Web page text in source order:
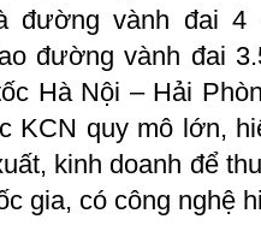
đường vành đai 4
đường vành đai
Hà Nội – Hải
KCN quy mô lớn,
kinh doanh để
gia, có công nghệ